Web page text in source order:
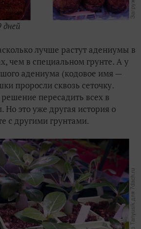
дней
лучше растут адениумы в
чем в специальном грунте. А у
адениума (кодовое имя —
проросли сквозь сеточку.
пересадить всех в
Но это уже другая история о
с другими грунтами.